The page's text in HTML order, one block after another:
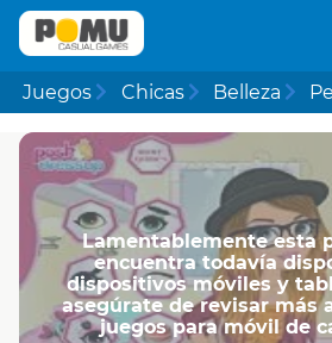
Juegos Chicas Belleza
Lamentablemente esta
encuentra todavía
dispositivos móviles y
asegúrate de revisar más
juegos para móvil de